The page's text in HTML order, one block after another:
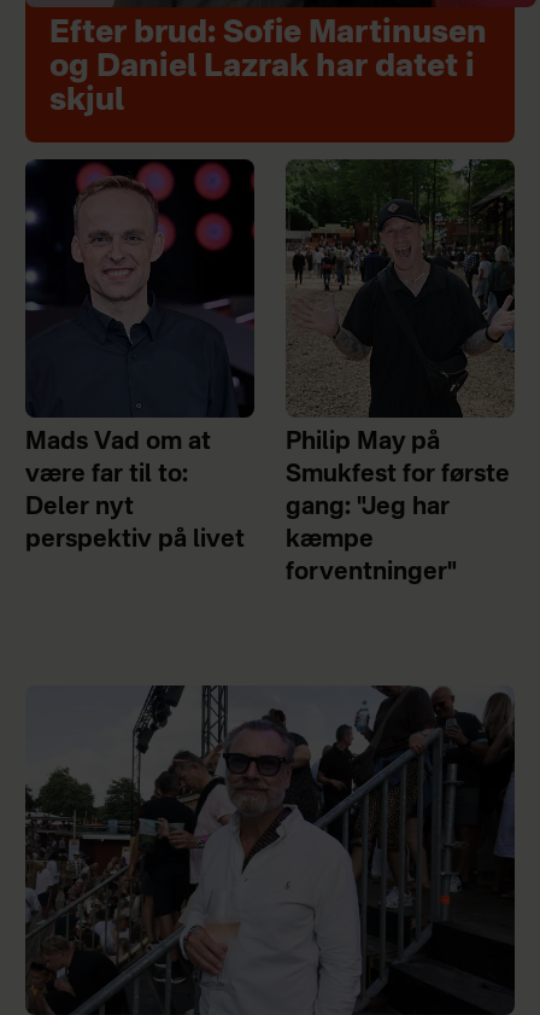
Efter brud: Sofie Martinusen
og Daniel Lazrak har datet i
skjul
Mads Vad om at
være far til to:
Deler nyt
perspektiv på livet
Philip May på
Smukfest for første
gang: "Jeg har
kæmpe
forventninger"